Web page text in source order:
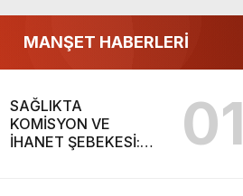
MANŞET HABERLERİ
SAĞLIKTA
KOMİSYON VE
İHANET ŞEBEKESİ:
01